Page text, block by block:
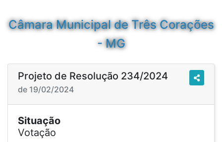
Câmara Municipal de Três Corações
- MG
Projeto de Resolução 234/2024
de 19/02/2024
Situação
Votação